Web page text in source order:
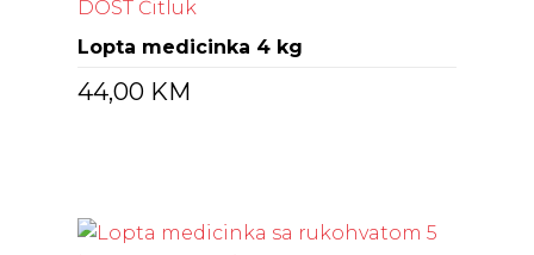
Lopta medicinka 4 kg
44,00 KM